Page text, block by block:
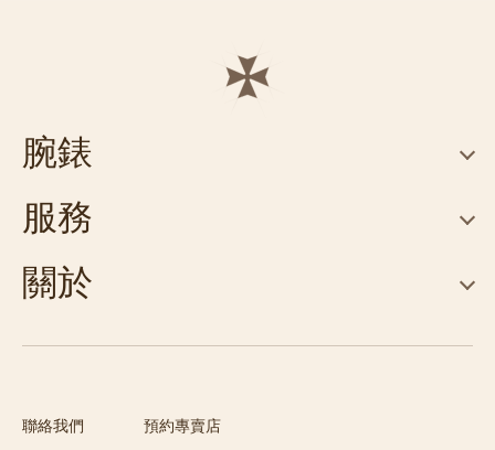
聯絡我們
預約專賣店
腕錶
服務
關於